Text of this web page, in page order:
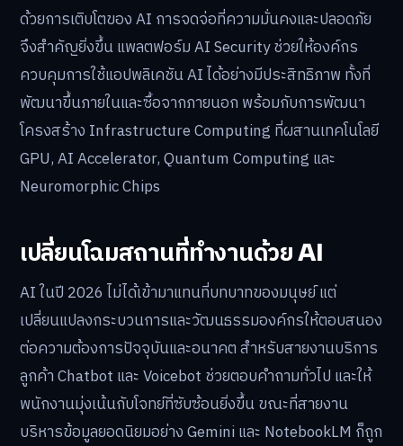
ด้วยการเติบโตของ AI การจดจ่อที่ความมั่นคงและปลอดภัย
จึงสำคัญยิ่งขึ้น แพลตฟอร์ม AI Security ช่วยให้องค์กร
ควบคุมการใช้แอปพลิเคชัน AI ได้อย่างมีประสิทธิภาพ ทั้งที่
พัฒนาขึ้นภายในและซื้อจากภายนอก พร้อมกับการพัฒนา
โครงสร้าง Infrastructure Computing ที่ผสานเทคโนโลยี
GPU, AI Accelerator, Quantum Computing และ
Neuromorphic Chips
เปลี่ยนโฉมสถานที่ทำงานด้วย AI
AI ในปี 2026 ไม่ได้เข้ามาแทนที่บทบาทของมนุษย์ แต่
เปลี่ยนแปลงกระบวนการและวัฒนธรรมองค์กรให้ตอบสนอง
ต่อความต้องการปัจจุบันและอนาคต สำหรับสายงานบริการ
ลูกค้า Chatbot และ Voicebot ช่วยตอบคำถามทั่วไป และให้
พนักงานมุ่งเน้นกับโจทย์ที่ซับซ้อนยิ่งขึ้น ขณะที่สายงาน
บริหารข้อมูลยอดนิยมอย่าง Gemini และ NotebookLM ก็ถูก